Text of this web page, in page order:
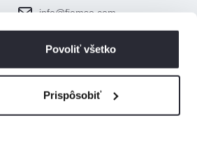
Povoliť všetko
Prispôsobiť
info@fiemso.com